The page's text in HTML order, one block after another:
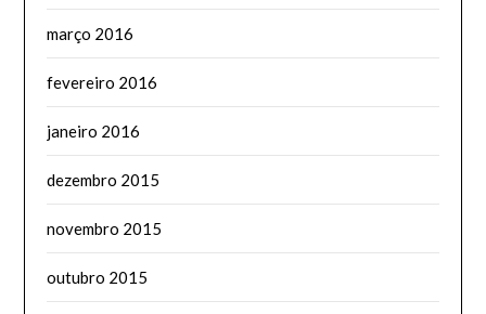
março 2016
fevereiro 2016
janeiro 2016
dezembro 2015
novembro 2015
outubro 2015